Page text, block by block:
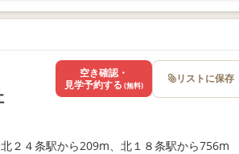
北２４条駅から209m、北１８条駅から756m
空き確認・
見学予約する (無料) リストに保存